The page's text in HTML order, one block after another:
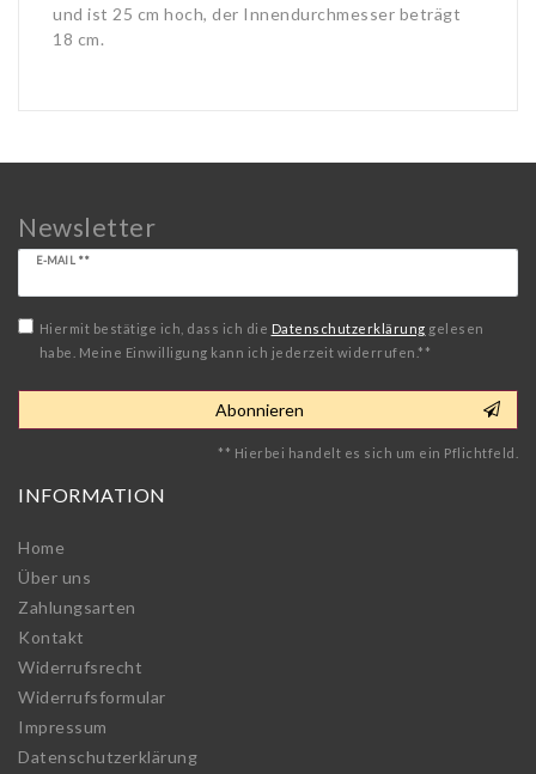
und ist 25 cm hoch, der Innendurchmesser beträgt
18 cm.
Newsletter
E-MAIL **
Newsletter
Honig
Hiermit bestätige ich, dass ich die Daten­schutz­erklärung gelesen
habe. Meine Einwilligung kann ich jederzeit widerrufen.**
Abonnieren
** Hierbei handelt es sich um ein Pflichtfeld.
INFORMATION
Home
Über uns
Zahlungsarten
Kontakt
Widerrufs­recht
Widerrufs­formular
Impressum
Daten­schutz­erklärung